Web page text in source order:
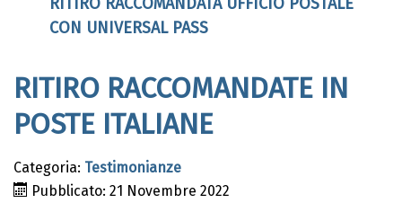
CON UNIVERSAL PASS
RITIRO RACCOMANDATE IN
POSTE ITALIANE
Categoria: Testimonianze
Pubblicato: 21 Novembre 2022